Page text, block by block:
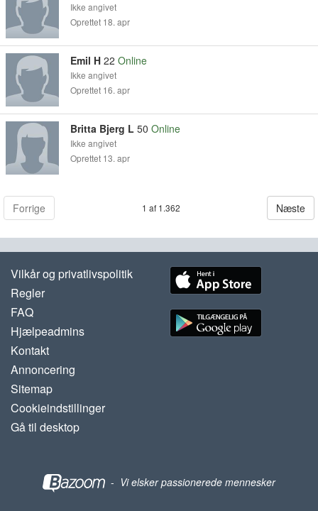
Ikke angivet
Oprettet 18. apr
Emil H 22 Online
Ikke angivet
Oprettet 16. apr
Britta Bjerg L 50 Online
Ikke angivet
Oprettet 13. apr
Forrige 1 af 1.362 Næste
Vilkår og privatlivspolitik
Regler
FAQ
Hjælpeadmins
Kontakt
Annoncering
Sitemap
Cookieindstillinger
Gå til desktop
- Vi elsker passionerede mennesker